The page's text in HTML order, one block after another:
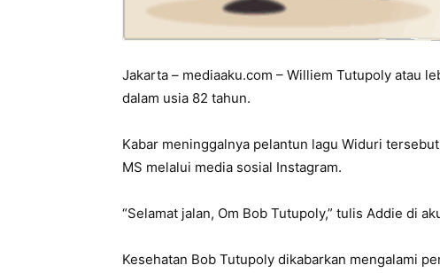
Jakarta – mediaaku.com – Williem Tutupoly atau
dalam usia 82 tahun.
Kabar meninggalnya pelantun lagu Widuri
MS melalui media sosial Instagram.
“Selamat jalan, Om Bob Tutupoly,” tulis Addie di
Kesehatan Bob Tutupoly dikabarkan mengalami